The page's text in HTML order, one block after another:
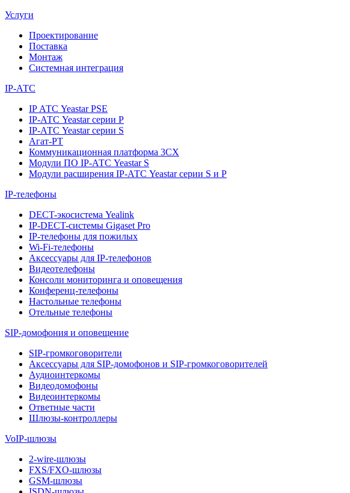
Услуги
Проектирование
Поставка
Монтаж
Системная интеграция
IP-АТС
IP АТС Yeastar PSE
IP-АТС Yeastar серии P
IP-АТС Yeastar серии S
Агат-РТ
Коммуникационная платформа 3CX
Модули ПО IP-АТС Yeastar S
Модули расширения IP-АТС Yeastar серии S и P
IP-телефоны
DECT-экосистема Yealink
IP-DECT-системы Gigaset Pro
IP-телефоны для пожилых
Wi-Fi-телефоны
Аксессуары для IP-телефонов
Видеотелефоны
Консоли мониторинга и оповещения
Конференц-телефоны
Настольные телефоны
Отельные телефоны
SIP-домофония и оповещение
SIP-громкоговорители
Аксессуары для SIP-домофонов и SIP-громкоговорителей
Аудиоинтеркомы
Видеодомофоны
Видеоинтеркомы
Ответные части
Шлюзы-контроллеры
VoIP-шлюзы
2-wire-шлюзы
FXS/FXO-шлюзы
GSM-шлюзы